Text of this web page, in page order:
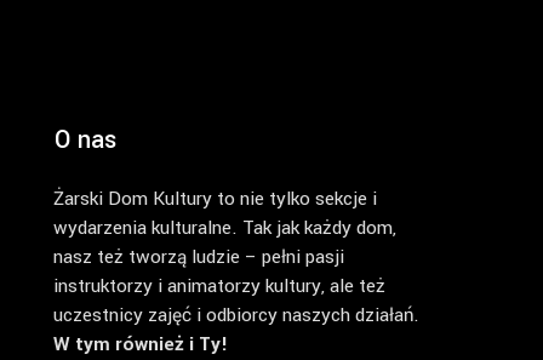
O nas
Żarski Dom Kultury to nie tylko sekcje i
wydarzenia kulturalne. Tak jak każdy dom,
nasz też tworzą ludzie – pełni pasji
instruktorzy i animatorzy kultury, ale też
uczestnicy zajęć i odbiorcy naszych działań.
W tym również i Ty!